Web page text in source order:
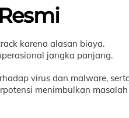
karena alasan biaya.
jangka panjang.
virus dan malware,
menimbulkan masalah